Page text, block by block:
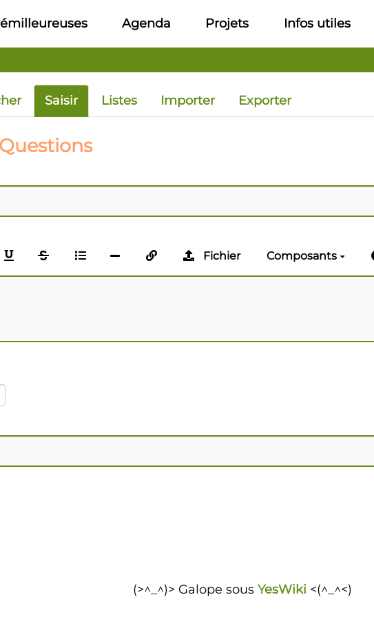
Agenda Projets Infos utiles
Saisir Listes Importer Exporter
Fichier Composants
(>^_^)> Galope sous YesWiki <(^_^<)